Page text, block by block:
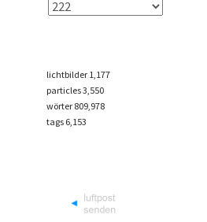
lichtbilder 1,177
particles3,550
wörter 809,978
tags 6,153